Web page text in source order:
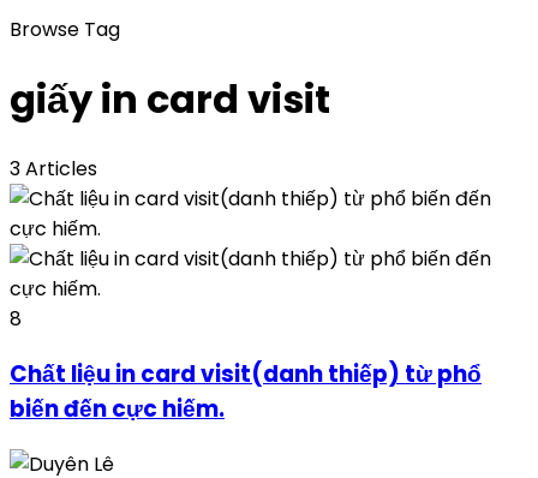
Browse Tag
giấy in card visit
3 Articles
8
Chất liệu in card visit(danh thiếp) từ phổ
biến đến cực hiếm.